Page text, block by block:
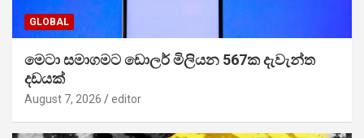
GLOBAL
මෙටා සමාගමට ඩොලර් මිලියන 567ක දැවැන්ත
දඩයක්
August 7, 2026 editor